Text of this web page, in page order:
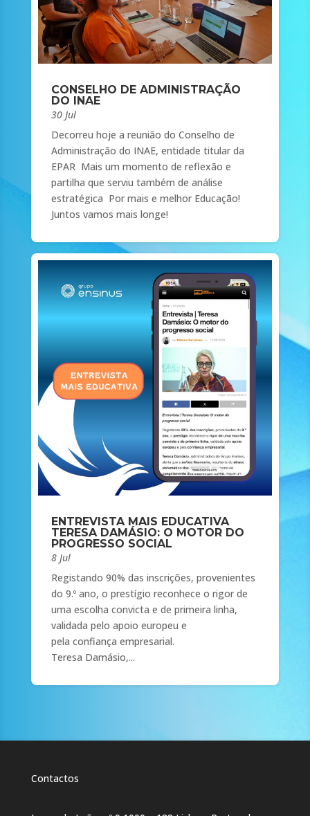
CONSELHO DE ADMINISTRAÇÃO
DO INAE
30 Jul
Decorreu hoje a reunião do Conselho de
Administração do INAE, entidade titular da
EPAR Mais um momento de reflexão e
partilha que serviu também de análise
estratégica Por mais e melhor Educação!
Juntos vamos mais longe!
ENTREVISTA MAIS EDUCATIVA
TERESA DAMÁSIO: O MOTOR DO
PROGRESSO SOCIAL
8 Jul
Registando 90% das inscrições, provenientes
do 9.º ano, o prestígio reconhece o rigor de
uma escolha convicta e de primeira linha,
validada pelo apoio europeu e
pela confiança empresarial.
Teresa Damásio,...
Contactos